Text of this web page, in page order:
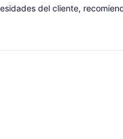
del cliente,